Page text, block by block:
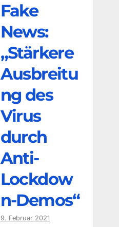
Fake
News:
„Stärkere
Ausbreitu
ng des
Virus
durch
Anti-
Lockdow
n-Demos“
9. Februar 2021